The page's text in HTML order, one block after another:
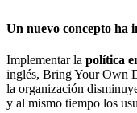
Un nuevo concepto ha
Implementar la política
inglés, Bring Your Own
la organización
y al mismo tiempo los